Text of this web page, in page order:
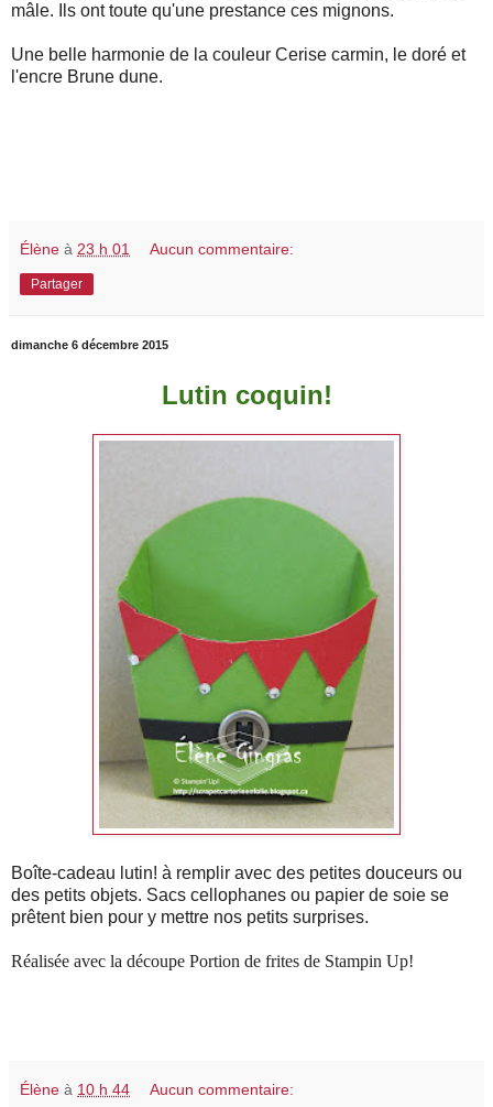
mâle. Ils ont toute qu'une prestance ces mignons.
Une belle harmonie de la couleur Cerise carmin, le doré et
l'encre Brune dune.
Élène à 23 h 01 Aucun commentaire:
Partager
dimanche 6 décembre 2015
Lutin coquin!
Boîte-cadeau lutin! à remplir avec des petites douceurs ou
des petits objets. Sacs cellophanes ou papier de soie se
prêtent bien pour y mettre nos petits surprises.
Réalisée avec la découpe Portion de frites de Stampin Up!
Élène à 10 h 44 Aucun commentaire: